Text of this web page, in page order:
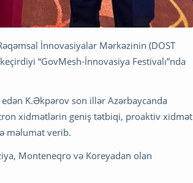
İnnovasiyalar Mərkəzinin (DOST
“GovMesh-İnnovasiya Festivalı”nda
K.Əkpərov son illər Azərbaycanda
xidmətlərin geniş tətbiqi, proaktiv xidmət
məlumat verib.
Monteneqro və Koreyadan olan